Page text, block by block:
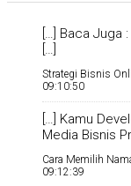
[…] Baca Juga
Strategi Bisnis
09:10:50
[…] Kamu
Media Bisnis
Cara Memilih
09:12:39